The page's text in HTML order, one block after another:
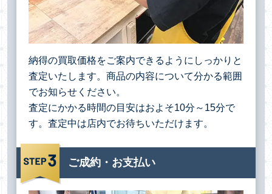
納得の買取価格をご案内できるようにしっかりと
査定いたします。商品の内容について分かる範囲
でお知らせください。
査定にかかる時間の目安はおよそ10分～15分で
す。査定中は店内でお待ちいただけます。
ご成約・お支払い